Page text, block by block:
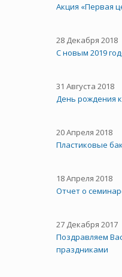
Акция «Первая
28 Декабря 2018
С новым 2019
31 Августа 2018
День рождения
20 Апреля 2018
Пластиковые
18 Апреля 2018
Отчет о
27 Декабря 2017
Поздравляем
праздниками